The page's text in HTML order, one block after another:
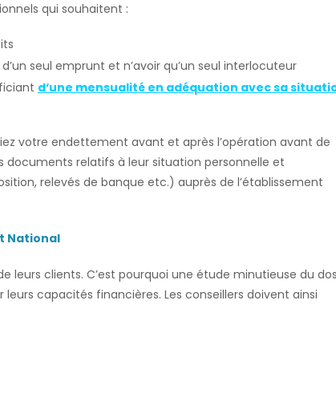
qui souhaitent :
seul emprunt et n’avoir qu’un seul interlocuteur
d‘une mensualité en adéquation avec sa
votre endettement avant et après l’opération avant de
documents relatifs à leur situation personnelle et
relevés de banque etc.) auprès de l’établissement
National
leurs clients. C’est pourquoi une étude minutieuse du
capacités financières. Les conseillers doivent ainsi